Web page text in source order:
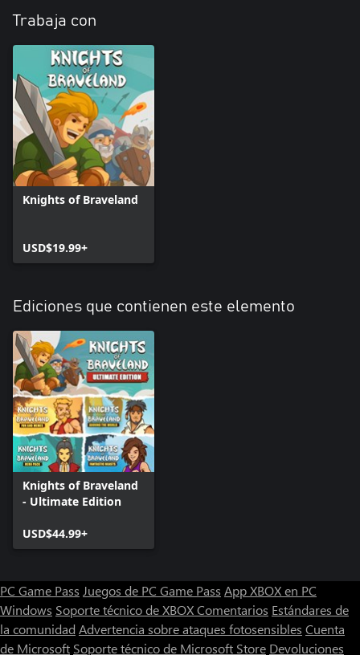
Trabaja con
Knights of Braveland
USD$19.99+
Ediciones que contienen este elemento
Knights of Braveland
- Ultimate Edition
USD$44.99+
PC Game Pass Juegos de PC Game Pass App XBOX en PC
Windows Soporte técnico de XBOXComentarios Estándares de
la comunidad Advertencia sobre ataques fotosensibles Cuenta
de Microsoft Soporte técnico de Microsoft Store Devoluciones